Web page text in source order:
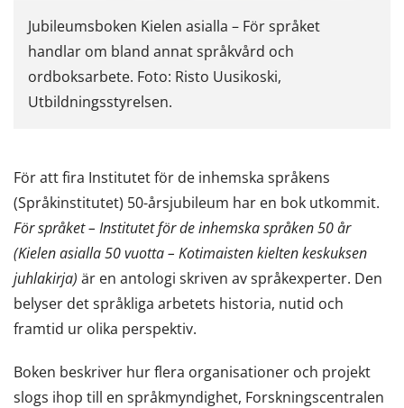
Jubileumsboken Kielen asialla – För språket
handlar om bland annat språkvård och
ordboksarbete. Foto: Risto Uusikoski,
Utbildningsstyrelsen.
För att fira Institutet för de inhemska språkens
(Språkinstitutet) 50-årsjubileum har en bok utkommit.
För språket – Institutet för de inhemska språken 50 år
(Kielen asialla 50 vuotta – Kotimaisten kielten keskuksen
juhlakirja) är en antologi skriven av språkexperter. Den
belyser det språkliga arbetets historia, nutid och
framtid ur olika perspektiv.
Boken beskriver hur flera organisationer och projekt
slogs ihop till en språkmyndighet, Forskningscentralen